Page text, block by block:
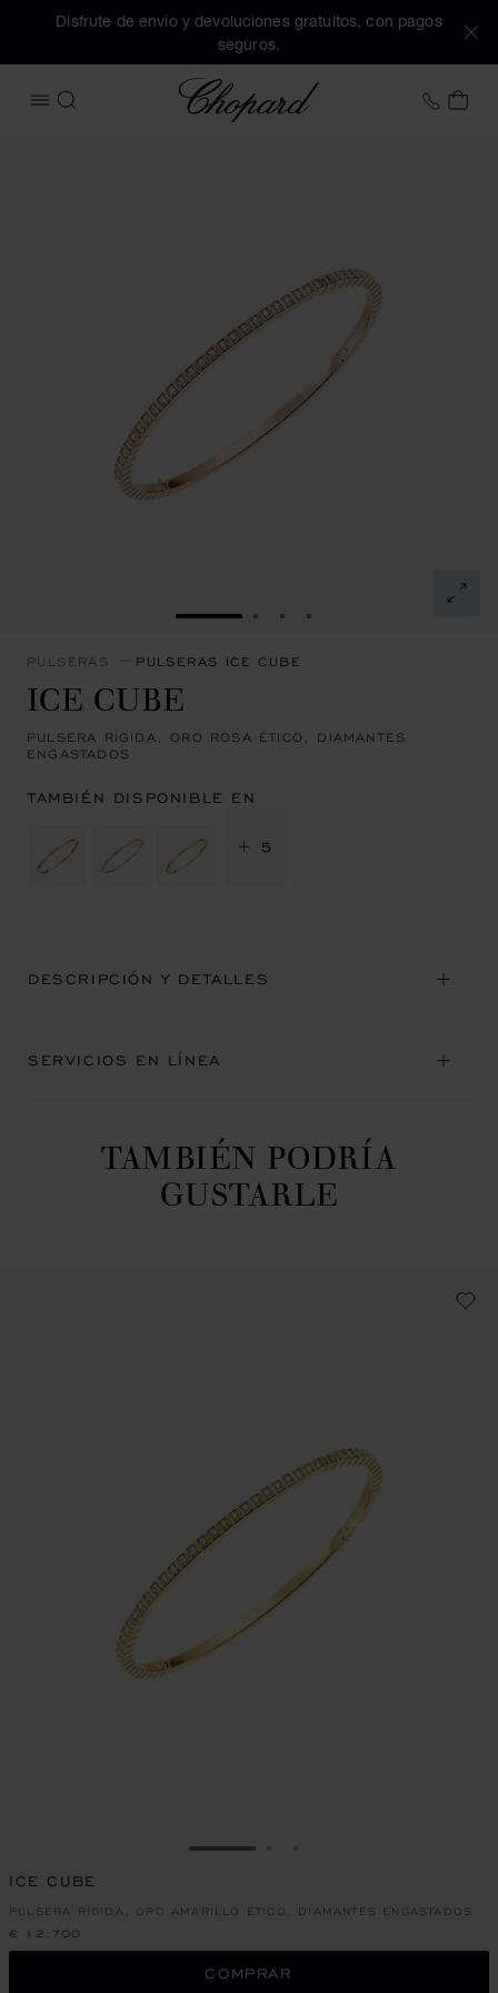
Disfrute de envío y devoluciones gratuitos, con pagos
seguros.
ABRIR MENÚ
BUSCAR
Chopard +34
MI
IR A LA DIAPOSITIVA 1
IR A LA DIAPOSITIVA 2
IR A LA DIAPOSITIVA 3
IR A LA
PULSERAS PULSERAS ICE CUBE
ICE CUBE
PULSERA RÍGIDA, ORO ROSA ÉTICO, DIAMANTES
ENGASTADOS
TAMBIÉN DISPONIBLE EN
+ 5
DESCRIPCIÓN Y DETALLES
SERVICIOS EN LÍNEA
TAMBIÉN PODRÍA
GUSTARLE
IR A LA DIAPOSITIVA 1
ICE CUBE
PULSERA RÍGIDA, ORO AMARILLO ÉTICO, DIAMANTES ENGASTADOS
€ 12,700
COMPRAR